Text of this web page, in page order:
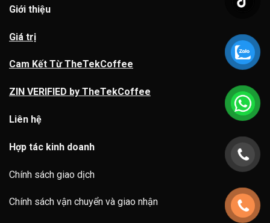
Giới thiệu
Giá trị
Cam Kết Từ TheTekCoffee
ZIN VERIFIED by TheTekCoffee
Liên hệ
Hợp tác kinh doanh
Chính sách giao dịch
Chính sách vận chuyển và giao nhận